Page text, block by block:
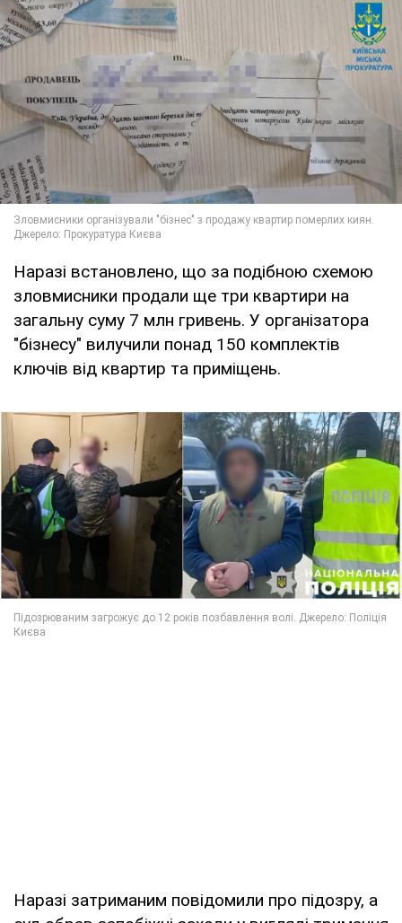
Наразі встановлено, що за подібною схемою
зловмисники продали ще три квартири на
загальну суму 7 млн гривень. У організатора
"бізнесу" вилучили понад 150 комплектів
ключів від квартир та приміщень.
Наразі затриманим повідомили про підозру, а